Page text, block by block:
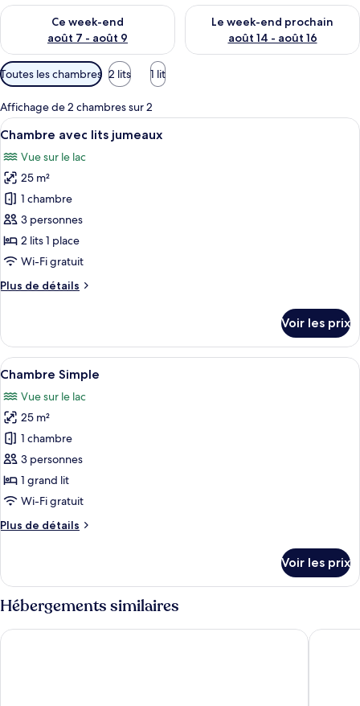
Ce week-end
août 7 - août 9
Vérifier la disponibilité pour ce week-end août 7 - août 9
Le week-end prochain
août 14 - août 16
Vérifier la disponibilité pour
Filtres
disponibles
pour
les
chambres
Toutes les chambres 2 lits 1 lit
Affichage de 2 chambres sur 2
Afficher
toutes
les
photos
pour
ce
type
de
chambre :
Chambre
jumeaux
Chambre avec lits jumeaux |
4
Chambre avec lits jumeaux
Vue sur le lac
25 m²
1 chambre
3 personnes
2 lits 1 place
Wi-Fi gratuit
Plus de détails
Plus
le
type
de
Chambre
avec
lits
jumeaux
Voir les prix
Afficher
toutes
les
photos
pour
ce
type
de
chambre :
Chambre
Une chambre d’hôtel comprenant
4
Chambre Simple
Vue sur le lac
25 m²
1 chambre
3 personnes
1 grand lit
Wi-Fi gratuit
Plus de détails
Plus
le
type
de
chambre
Chambre
Voir les prix
Hébergements similaires
Sunday Resort Schwielowsee Hotel